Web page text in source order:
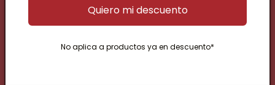
Sábados 10 a 14hrs
Nuestra Historia
Quiero mi descuento
No aplica a productos ya en descuento*